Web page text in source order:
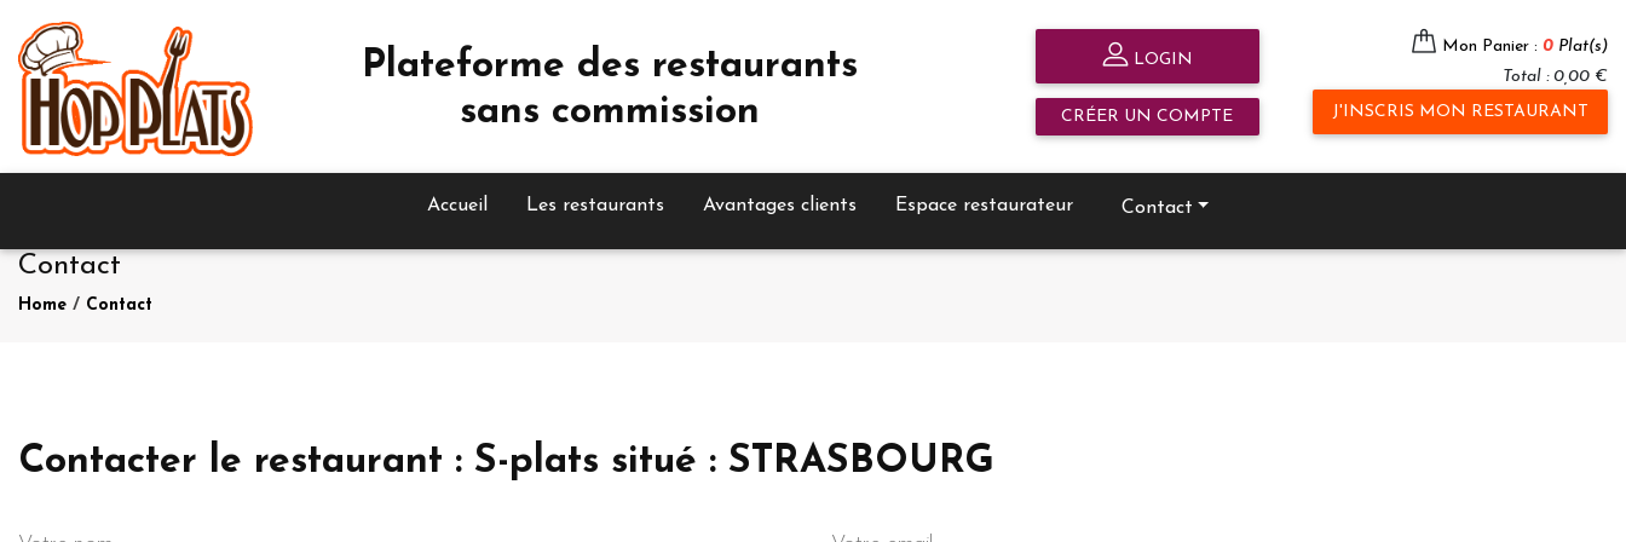
Plateforme des restaurants
sans commission
LOGIN
CRÉER UN COMPTE
Mon Panier : 0 Plat(s)
Total : 0,00 €
J'INSCRIS MON RESTAURANT
Accueil Les restaurants Avantages clients Espace restaurateur Contact
Contact
Home / Contact
Contacter le restaurant : S-plats situé : STRASBOURG